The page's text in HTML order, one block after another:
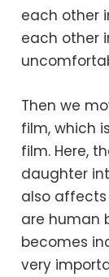
each other
each other
Then we
film, which
film. Here,
daughter
also
are human
becomes
very